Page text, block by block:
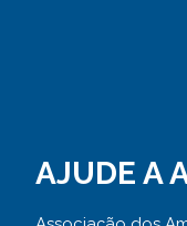
AJUDE A